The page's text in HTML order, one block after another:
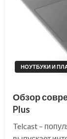
НОУТБУКИ И
Обзор
Plus
Telcast –